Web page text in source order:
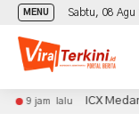
MENU Sabtu, 08 Agu
9 jam lalu ICX